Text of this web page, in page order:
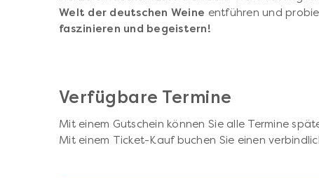
Welt der deutschen Weine entführen und
faszinieren und begeistern!
Verfügbare Termine
Mit einem Gutschein können Sie alle Termine
Mit einem Ticket-Kauf buchen Sie einen